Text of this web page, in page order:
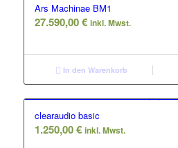
Ars Machinae BM1
27.590,00€ inkl. Mwst.
In den Warenkorb
clearaudio basic
1.250,00€ inkl. Mwst.